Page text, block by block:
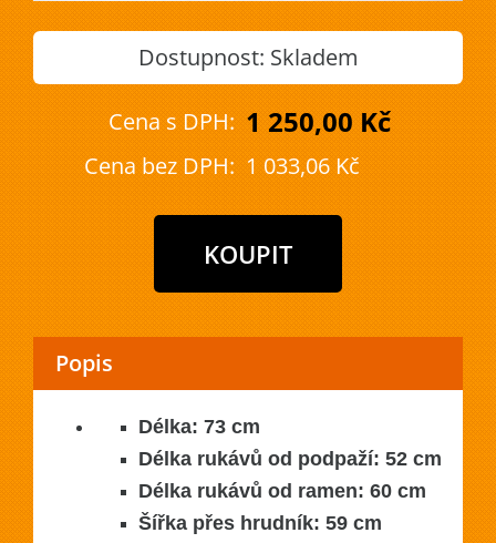
Dostupnost: Skladem
Cena s DPH: 1 250,00 Kč
Cena bez DPH: 1 033,06 Kč
Popis
Délka: 73 cm
Délka rukávů od podpaží: 52 cm
Délka rukávů od ramen: 60 cm
Šířka přes hrudník: 59 cm